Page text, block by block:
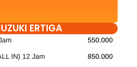
ERTIGA
550.000
IN) 12 Jam 850.000